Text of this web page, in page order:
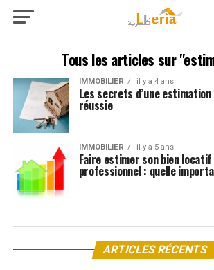
Tous les articles sur
IMMOBILIER il y a 4 ans
Les secrets d’une
réussie
IMMOBILIER il y a 5 ans
Faire estimer son bien
professionnel : quelle
ARTICLES RÉCENTS